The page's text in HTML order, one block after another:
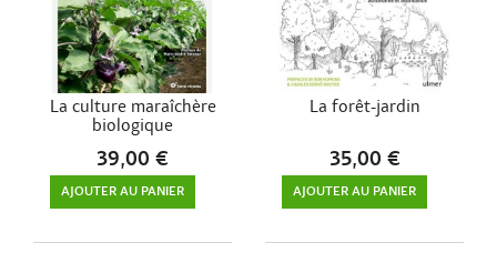
La culture maraîchère
biologique
39,00 €
AJOUTER AU PANIER
La forêt-jardin
35,00 €
AJOUTER AU PANIER